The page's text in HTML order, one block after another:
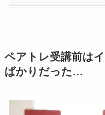
ペアトレ受講前は
ばかりだった…